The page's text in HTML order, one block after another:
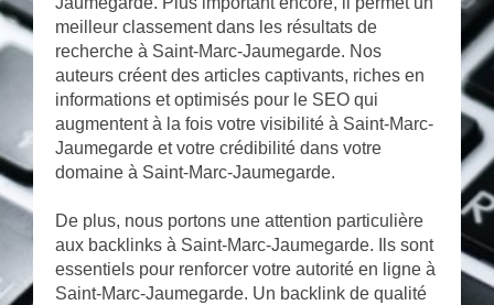
meilleur classement dans les résultats de
recherche à Saint-Marc-Jaumegarde. Nos
auteurs créent des articles captivants, riches en
informations et optimisés pour le SEO qui
augmentent à la fois votre visibilité à Saint-Marc-
Jaumegarde et votre crédibilité dans votre
domaine à Saint-Marc-Jaumegarde.
De plus, nous portons une attention particulière
aux backlinks à Saint-Marc-Jaumegarde. Ils sont
essentiels pour renforcer votre autorité en ligne à
Saint-Marc-Jaumegarde. Un backlink de qualité